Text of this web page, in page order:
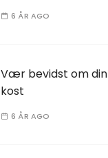
6 ÅR AGO
Vær bevidst om din
kost
6 ÅR AGO